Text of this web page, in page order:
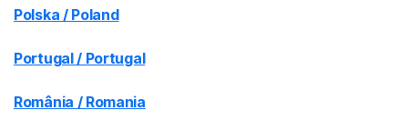
Polska / Poland
Portugal / Portugal
România / Romania